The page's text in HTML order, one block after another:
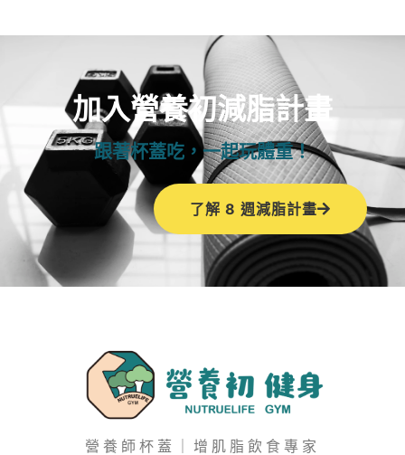
加入營養初減脂計畫
跟著杯蓋吃，一起玩體重！
了解 8 週減脂計畫
營養師杯蓋｜增肌脂飲食專家